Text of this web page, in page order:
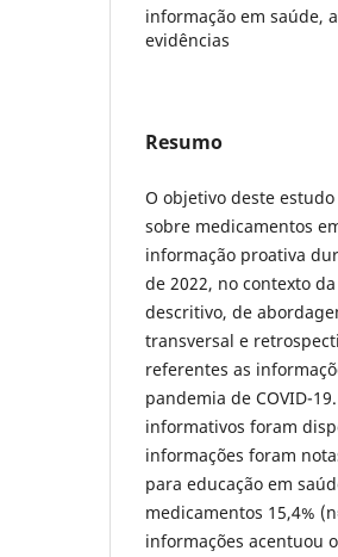
informação em saúde,
evidências
Resumo
O objetivo deste
sobre medicamentos
informação proativa
de 2022, no contexto
descritivo, de
transversal e
referentes as
pandemia de COVID-
informativos foram
informações foram
para educação em
medicamentos 15,4%
informações acentuou